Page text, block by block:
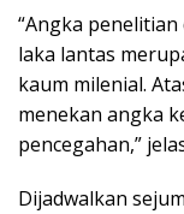
“Angka
laka lantas
kaum milenial.
menekan angka
pencegahan,”
Dijadwalkan